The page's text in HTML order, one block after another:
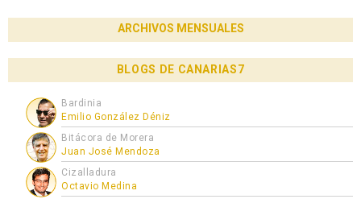
ARCHIVOS MENSUALES
BLOGS DE CANARIAS7
Bardinia
Emilio González Déniz
Bitácora de Morera
Juan José Mendoza
Cizalladura
Octavio Medina